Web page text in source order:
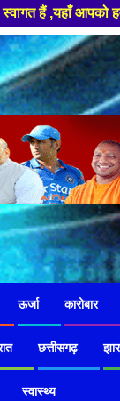
से रूबरू
ऊर्जा कारोबार
छत्तीसगढ़
स्वास्थ्य